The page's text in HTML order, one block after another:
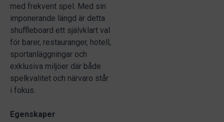
med frekvent spel. Med sin
imponerande längd är detta
shuffleboard ett självklart val
för barer, restauranger, hotell,
sportanläggningar och
exklusiva miljöer där både
spelkvalitet och närvaro står
i fokus.
Egenskaper